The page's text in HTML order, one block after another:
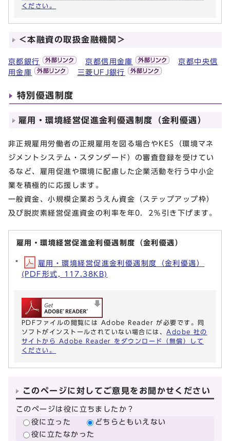
ください。
＜本融資の取扱金融機関＞
京都銀行 京都信用金庫
京都中央信
用金庫
三菱UFJ銀行
特別優遇制度
雇用・環境経営促進金利優遇制度（金利優遇）
非正規雇用労働者の正規雇用を図る場合やKES（環境マネ
ジメントシステム・スタンダード）の審査登録を受けてい
るなど、雇用促進や環境に配慮した企業活動を行う中小企
業を積極的に応援します。
一般資金、小規模企業おうえん資金（ステップアップ枠）
及び脱炭素経営促進資金の利率を年0．2％引き下げます。
雇用・環境経営促進金利優遇制度（金利優遇）
雇用・環境経営促進金利優遇制度（金利優遇）
(PDF形式, 117.38KB)
PDFファイルの閲覧には Adobe Reader が必要です。同
ソフトがインストールされていない場合には、 Adobe 社の
サイトから Adobe Reader をダウンロード（無償）して
ください。
このページに対してご意見をお聞かせください
このページは役に立ちましたか？
役に立った
どちらともいえない
役に立たなかった